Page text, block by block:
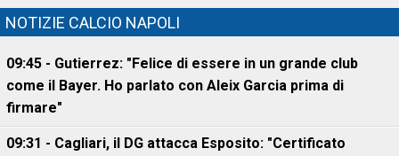
NOTIZIE CALCIO NAPOLI
09:45 - Gutierrez: "Felice di essere in un grande club
come il Bayer. Ho parlato con Aleix Garcia prima di
firmare"
09:31 - Cagliari, il DG attacca Esposito: "Certificato